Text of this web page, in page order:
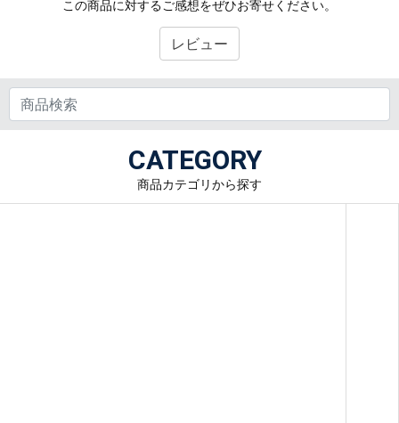
この商品に対するご感想をぜひお寄せください。
レビュー
CATEGORY
商品カテゴリから探す